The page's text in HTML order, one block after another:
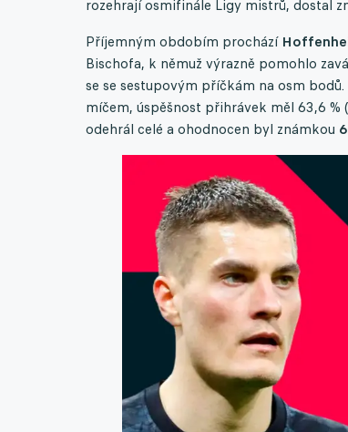
rozehrají osmifinále Ligy mistrů, dostal
Příjemným obdobím prochází
Bischofa, k němuž výrazně pomohlo
se se sestupovým příčkám na osm
míčem, úspěšnost přihrávek měl 63,6
odehrál celé a ohodnocen byl známkou